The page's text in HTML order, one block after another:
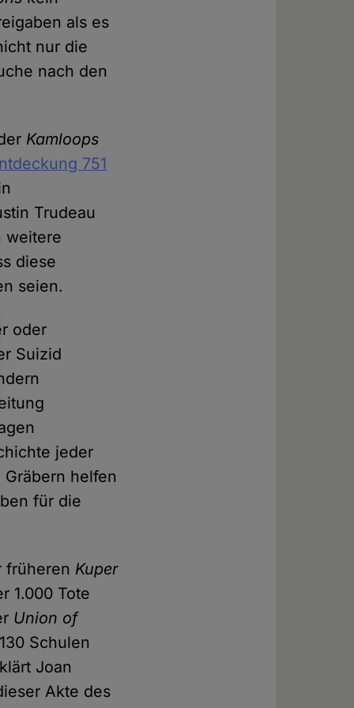
als es
nur die
nach den
Kamloops
751
Trudeau
weitere
diese
seien.
oder
Suizid
jeder
helfen
für die
früheren Kuper
1.000 Tote
Union of
Schulen
Joan
Akte des